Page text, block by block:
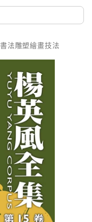
書法雕塑繪畫技法